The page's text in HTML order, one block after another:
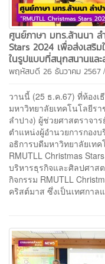
ศูนย์ภาษา มทร.ล้านนา
Stars 2024 เพื่อส่งเสริ
ในรูปแบบที่สนุกสนานและ
พฤหัสบดี 26 ธันวาคม 2567 /
วานนี้ (25 ธ.ค.67) ที่ห้องเ
มหาวิทยาลัยเทคโนโลยีร
ลำปาง) ผู้ช่วยศาสตราจา
ตำแหน่งผู้อำนวยการกอง
อธิการบดีมหาวิทยาลัยเท
RMUTLL Christmas
บริหารธุรกิจและศิลปศา
กิจกรรม RMUTLL
คริสต์มาส ซึ่งเป็นเทศกาล